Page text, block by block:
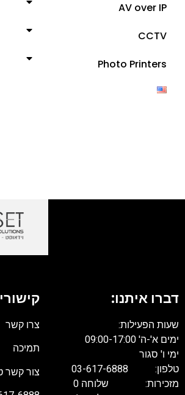
AV over IP
CCTV
Photo Printers
דברו איתנו:
שעות הפעילות:
ימים א'-ה' 09:00-17:00
ימי ו' סגור
טלפון: 03-617-6888
מזכירות: שלוחה 0
צרו קשר
תמיכה
צור קשר